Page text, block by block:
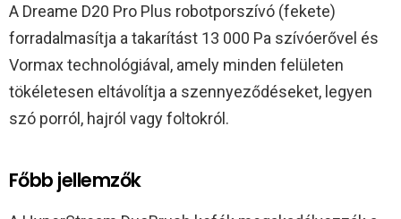
A Dreame D20 Pro Plus robotporszívó (fekete)
forradalmasítja a takarítást 13 000 Pa szívóerővel és
Vormax technológiával, amely minden felületen
tökéletesen eltávolítja a szennyeződéseket, legyen
szó porról, hajról vagy foltokról.
Főbb jellemzők